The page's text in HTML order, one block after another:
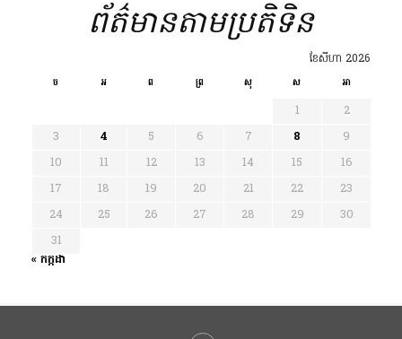
ព័ត៌មានតាមប្រតិទិន
ខែ​សីហា 2026
ច អ ព ព្រ សុ ស អា
1
2
3
4 5 6 7 8
9
10
11 12 13 14 15
16
17
18 19 20 21 22
23
24
25 26 27 28 29
30
31
« កក្កដា